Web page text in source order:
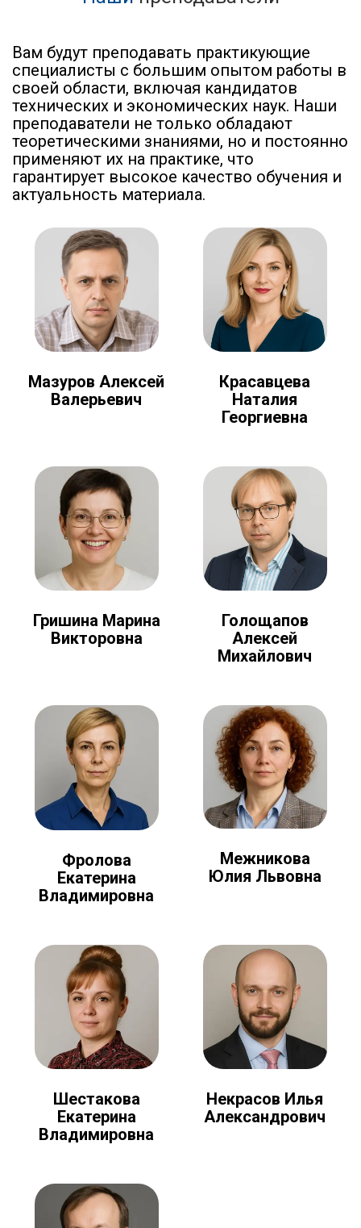
Вам будут преподавать практикующие
специалисты с большим опытом работы в
своей области, включая кандидатов
технических и экономических наук. Наши
преподаватели не только обладают
теоретическими знаниями, но и постоянно
применяют их на практике, что
гарантирует высокое качество обучения и
актуальность материала.
Мазуров Алексей
Валерьевич
Красавцева
Наталия
Георгиевна
Гришина Марина
Викторовна
Голощапов
Алексей
Михайлович
Фролова
Екатерина
Владимировна
Межникова
Юлия Львовна
Шестакова
Екатерина
Владимировна
Некрасов Илья
Александрович